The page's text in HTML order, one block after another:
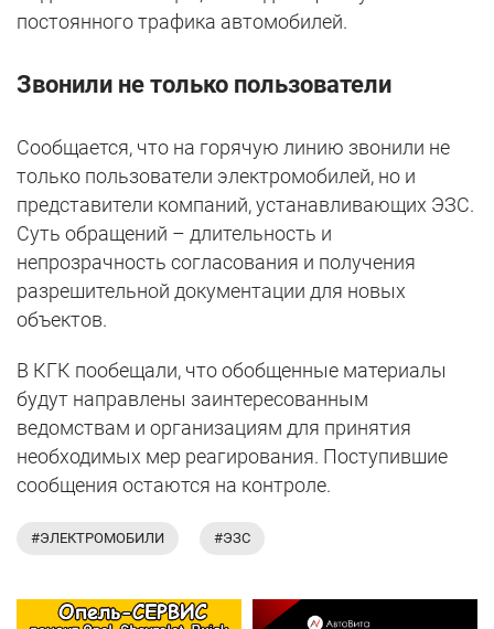
постоянного трафика автомобилей.
Звонили не только пользователи
Сообщается, что на горячую линию звонили не
только пользователи электромобилей, но и
представители компаний, устанавливающих ЭЗС.
Суть обращений – длительность и
непрозрачность согласования и получения
разрешительной документации для новых
объектов.
В КГК пообещали, что обобщенные материалы
будут направлены заинтересованным
ведомствам и организациям для принятия
необходимых мер реагирования. Поступившие
сообщения остаются на контроле.
#ЭЛЕКТРОМОБИЛИ #ЭЗС